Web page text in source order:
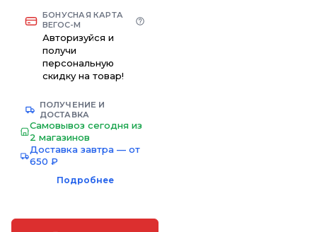
БОНУСНАЯ КАРТА
ВЕГОС-М
Авторизуйся и
получи
персональную
скидку на товар!
ПОЛУЧЕНИЕ И
ДОСТАВКА
Самовывоз сегодня из
2 магазинов
Доставка завтра — от
650 ₽
Подробнее